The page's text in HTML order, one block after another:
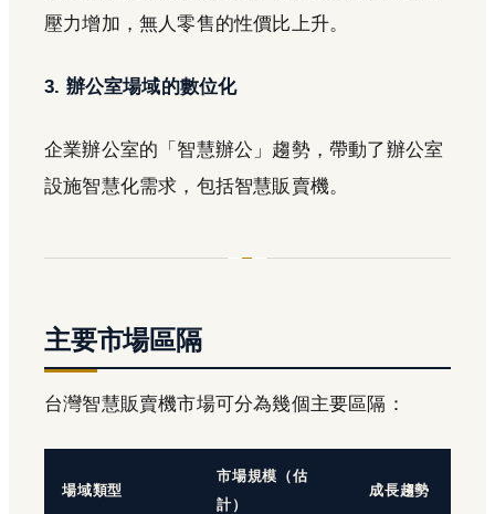
壓力增加，無人零售的性價比上升。
3. 辦公室場域的數位化
企業辦公室的「智慧辦公」趨勢，帶動了辦公室
設施智慧化需求，包括智慧販賣機。
主要市場區隔
台灣智慧販賣機市場可分為幾個主要區隔：
場域類型
市場規模（估
計）
成長趨勢